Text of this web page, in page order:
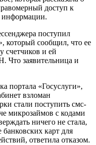
доступ к
информации.
поступил
который сообщил, что ее
счетчиков и ей
Что заявительница и
портала «Госуслуги»,
взломан
стали поступить смс-
микрозаймов с кодами
ничего не стала,
карт для
ответила отказом.